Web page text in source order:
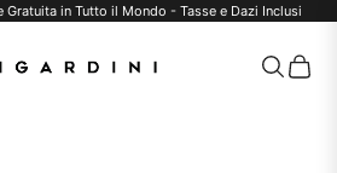
in Tutto il Mondo - Tasse e Dazi Inclusi
Cerca